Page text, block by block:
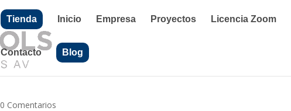
Tienda Inicio Empresa Proyectos Licencia Zoom
Contacto Blog
0 Comentarios